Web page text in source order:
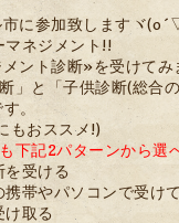
市に参加致しますヾ
マネジメント!!
ント診断»を受けてみ
」と「子供診断(総合
。
もおススメ!)
下記2パターンから選
受ける
帯やパソコンで受けて
け取る